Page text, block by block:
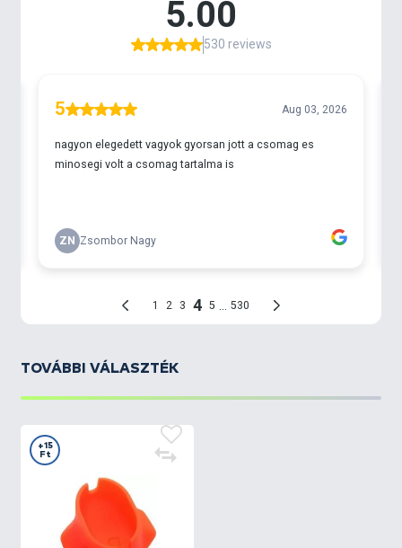
TOVÁBBI VÁLASZTÉK
+15
Ft